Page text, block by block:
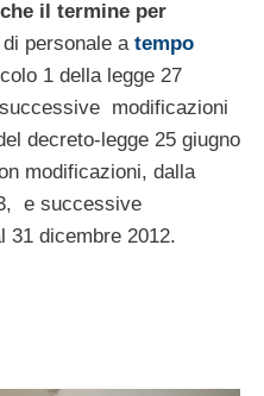
il termine per
di personale a tempo
1 della legge 27
modificazioni
decreto-legge 25 giugno
modificazioni, dalla
e successive
31 dicembre 2012.